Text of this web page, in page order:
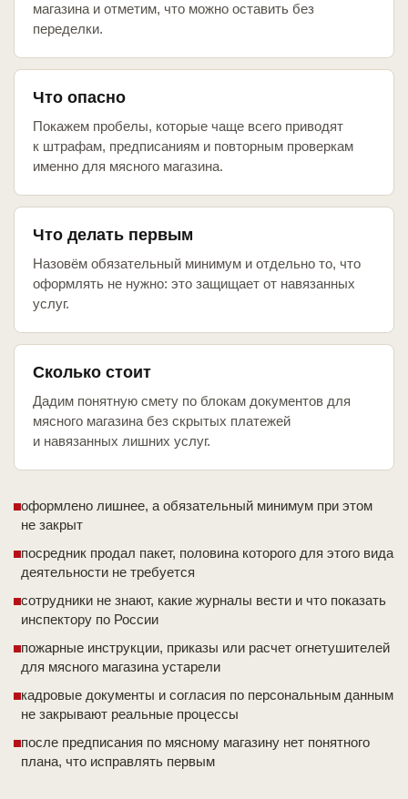
магазина и отметим, что можно оставить без
переделки.
Что опасно
Покажем пробелы, которые чаще всего приводят
к штрафам, предписаниям и повторным проверкам
именно для мясного магазина.
Что делать первым
Назовём обязательный минимум и отдельно то, что
оформлять не нужно: это защищает от навязанных
услуг.
Сколько стоит
Дадим понятную смету по блокам документов для
мясного магазина без скрытых платежей
и навязанных лишних услуг.
оформлено лишнее, а обязательный минимум при этом
не закрыт
посредник продал пакет, половина которого для этого вида
деятельности не требуется
сотрудники не знают, какие журналы вести и что показать
инспектору по России
пожарные инструкции, приказы или расчет огнетушителей
для мясного магазина устарели
кадровые документы и согласия по персональным данным
не закрывают реальные процессы
после предписания по мясному магазину нет понятного
плана, что исправлять первым